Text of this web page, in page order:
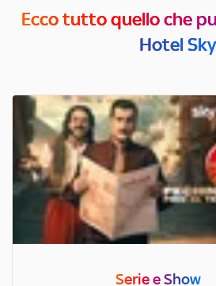
Ecco tutto quello che
Hotel Sky
Serie e Show